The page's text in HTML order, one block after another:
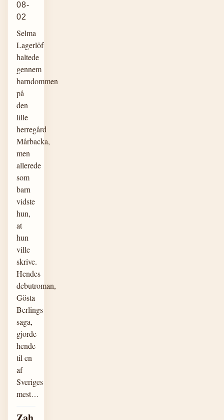
08-
02
Selma
Lagerlöf
haltede
gennem
barndommen
på
den
lille
herregård
Mårbacka,
men
allerede
som
barn
vidste
hun,
at
hun
ville
skrive.
Hendes
debutroman,
Gösta
Berlings
saga,
gjorde
hende
til en
af
Sveriges
mest…